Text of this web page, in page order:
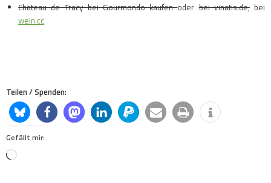
Chateau de Tracy bei Gourmondo kaufenoderbei vinatis.de,bei
wein.cc
Teilen / Spenden:
Gefällt mir:
Loading…